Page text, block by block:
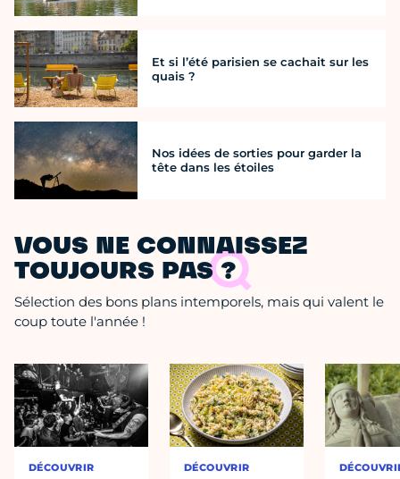
Et si l’été parisien se cachait sur les
quais ?
Nos idées de sorties pour garder la
tête dans les étoiles
VOUS NE CONNAISSEZ
TOUJOURS PAS ?
Sélection des bons plans intemporels, mais qui valent le
coup toute l'année !
DÉCOUVRIR DÉCOUVRIR